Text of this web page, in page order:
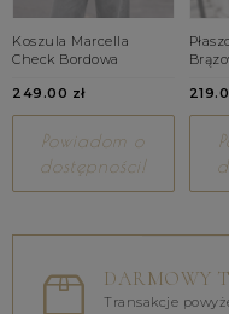
Koszula Marcella
Check Bordowa
249.00 zł
Powiadom o
dostępności!
DARMOWY
Transakcje